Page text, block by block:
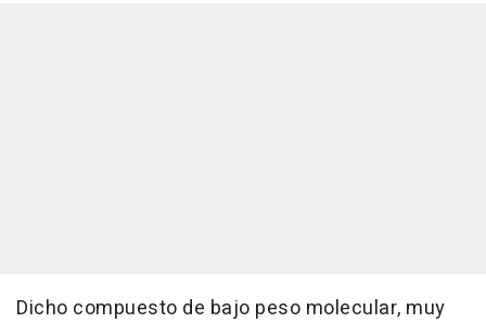
Dicho compuesto de bajo peso molecular, muy